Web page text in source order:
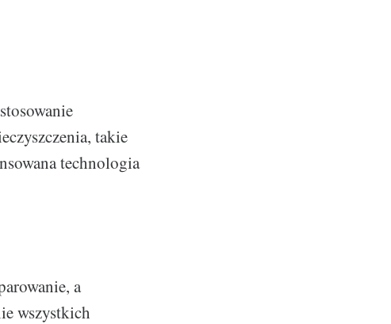
takie
technologia
a
wszystkich